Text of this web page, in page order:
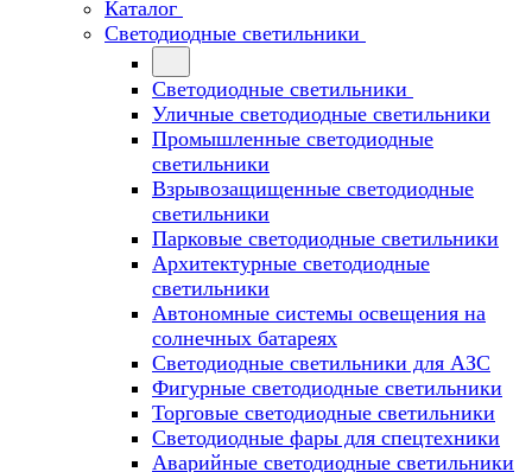
Каталог
Светодиодные светильники
Светодиодные светильники
Уличные светодиодные светильники
Промышленные светодиодные
светильники
Взрывозащищенные светодиодные
светильники
Парковые светодиодные светильники
Архитектурные светодиодные
светильники
Автономные системы освещения на
солнечных батареях
Светодиодные светильники для АЗС
Фигурные светодиодные светильники
Торговые светодиодные светильники
Cветодиодные фары для спецтехники
Аварийные светодиодные светильники